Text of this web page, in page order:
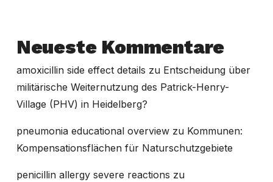
Neueste Kommentare
amoxicillin side effect details zu Entscheidung über
militärische Weiternutzung des Patrick-Henry-
Village (PHV) in Heidelberg?
pneumonia educational overviewzu Kommunen:
Kompensationsflächen für Naturschutzgebiete
penicillin allergy severe reactions zu